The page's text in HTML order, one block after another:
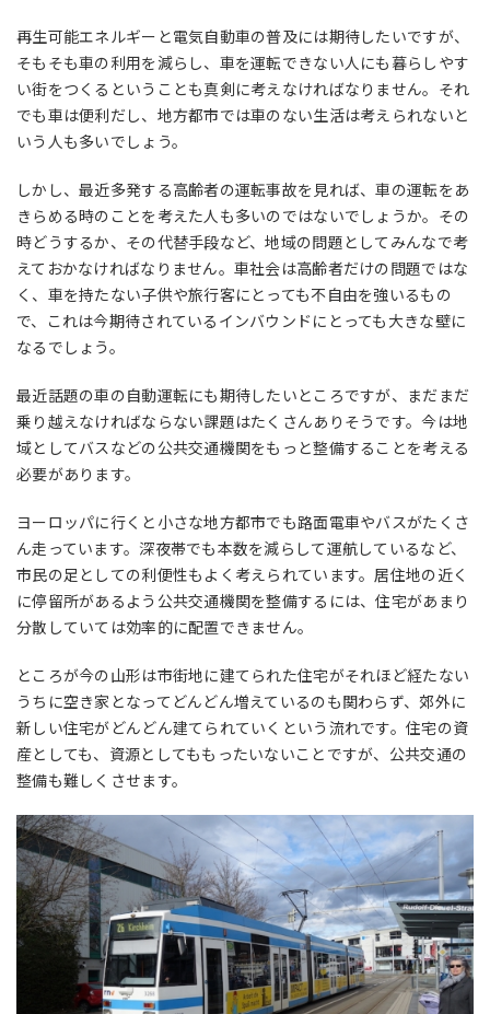
再生可能エネルギーと電気自動車の普及には期待したいですが、
そもそも車の利用を減らし、車を運転できない人にも暮らしやす
い街をつくるということも真剣に考えなければなりません。それ
でも車は便利だし、地方都市では車のない生活は考えられないと
いう人も多いでしょう。
しかし、最近多発する高齢者の運転事故を見れば、車の運転をあ
きらめる時のことを考えた人も多いのではないでしょうか。その
時どうするか、その代替手段など、地域の問題としてみんなで考
えておかなければなりません。車社会は高齢者だけの問題ではな
く、車を持たない子供や旅行客にとっても不自由を強いるもの
で、これは今期待されているインバウンドにとっても大きな壁に
なるでしょう。
最近話題の車の自動運転にも期待したいところですが、まだまだ
乗り越えなければならない課題はたくさんありそうです。今は地
域としてバスなどの公共交通機関をもっと整備することを考える
必要があります。
ヨーロッパに行くと小さな地方都市でも路面電車やバスがたくさ
ん走っています。深夜帯でも本数を減らして運航しているなど、
市民の足としての利便性もよく考えられています。居住地の近く
に停留所があるよう公共交通機関を整備するには、住宅があまり
分散していては効率的に配置できません。
ところが今の山形は市街地に建てられた住宅がそれほど経たない
うちに空き家となってどんどん増えているのも関わらず、郊外に
新しい住宅がどんどん建てられていくという流れです。住宅の資
産としても、資源としてももったいないことですが、公共交通の
整備も難しくさせます。